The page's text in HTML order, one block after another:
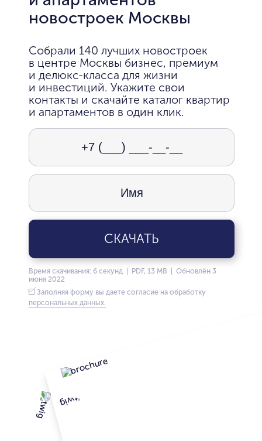
новостроек Москвы
Собрали 140 лучших новостроек
в центре Москвы бизнес, премиум
и делюкс-класса для жизни
и инвестиций. Укажите свои
контакты и скачайте каталог квартир
и апартаментов в один клик.
СКАЧАТЬ
Время скачивания: 6 секунд | PDF, 13 MB | Обновлён 3
июня 2022
Заполняя форму вы даете согласие на обработку
персональных данных.